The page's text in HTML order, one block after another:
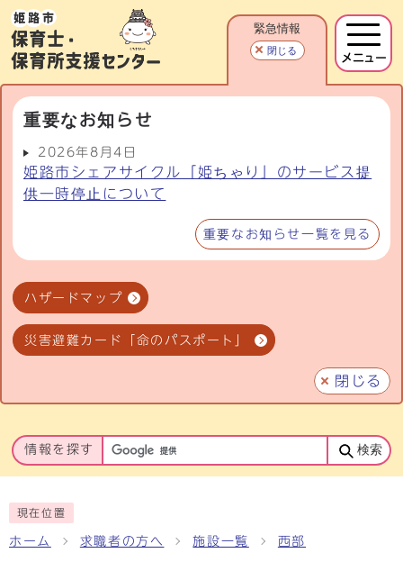
緊急情報
閉じる
重要なお知らせ
2026年8月4日
姫路市シェアサイクル「姫ちゃり」のサービス提
供一時停止について
重要なお知らせ一覧を見る
ハザードマップ
災害避難カード「命のパスポート」
閉じる
メニュー
情報を探す 検索
現在位置
ホーム 求職者の方へ 施設一覧 西部